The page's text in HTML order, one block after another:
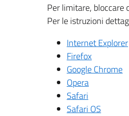
Per limitare, bloccare
Per le istruzioni
Internet Explorer
Firefox
Google Chrome
Opera
Safari
Safari OS